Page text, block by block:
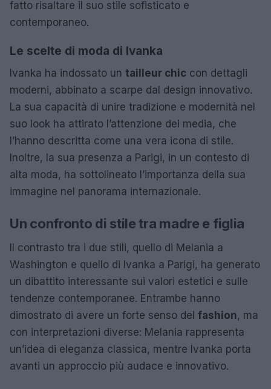
fatto risaltare il suo stile sofisticato e
contemporaneo.
Le scelte di moda di Ivanka
Ivanka ha indossato un tailleur chic con dettagli
moderni, abbinato a scarpe dal design innovativo.
La sua capacità di unire tradizione e modernità nel
suo look ha attirato l’attenzione dei media, che
l’hanno descritta come una vera icona di stile.
Inoltre, la sua presenza a Parigi, in un contesto di
alta moda, ha sottolineato l’importanza della sua
immagine nel panorama internazionale.
Un confronto di stile tra madre e figlia
Il contrasto tra i due stili, quello di Melania a
Washington e quello di Ivanka a Parigi, ha generato
un dibattito interessante sui valori estetici e sulle
tendenze contemporanee. Entrambe hanno
dimostrato di avere un forte senso del fashion, ma
con interpretazioni diverse: Melania rappresenta
un’idea di eleganza classica, mentre Ivanka porta
avanti un approccio più audace e innovativo.